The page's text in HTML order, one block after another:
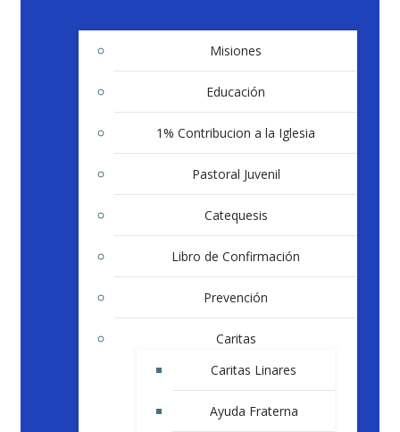
Misiones
Educación
1% Contribucion a la Iglesia
Pastoral Juvenil
Catequesis
Libro de Confirmación
Prevención
Caritas
Caritas Linares
Ayuda Fraterna